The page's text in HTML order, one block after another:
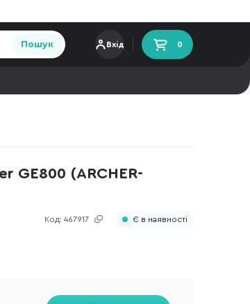
Пошук Вхід 0
GE800 (ARCHER-
Код: 467917 Є в наявності